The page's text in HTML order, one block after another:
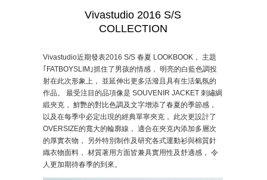
Vivastudio 2016 S/S
COLLECTION
Vivastudio近期發表2016 S/S 春夏 LOOKBOOK， 主題
｢FATBOYSLIM｣抓住了男孩的情感， 明亮的白藍色調投
射在此次形象上， 並延伸出更多活潑且具有生活氣氛的
作品。 最受注目的品項像是 SOUVENIR JACKET 刺繡綢
緞夾克， 鮮艷的對比色調及文字增添了春夏的季節感，
以及在每季中必定出現的經典單寧夾克， 此次更設計了
OVERSIZE的寬大的輪廓線， 適合在夾克內添加多層次
的厚實衣物， 另外特別制作及研究各式運動衫與棉質針
織衣物面料， 材質著用方面皆兼具實用性及舒適感， 令
人更加期待春季的到來。